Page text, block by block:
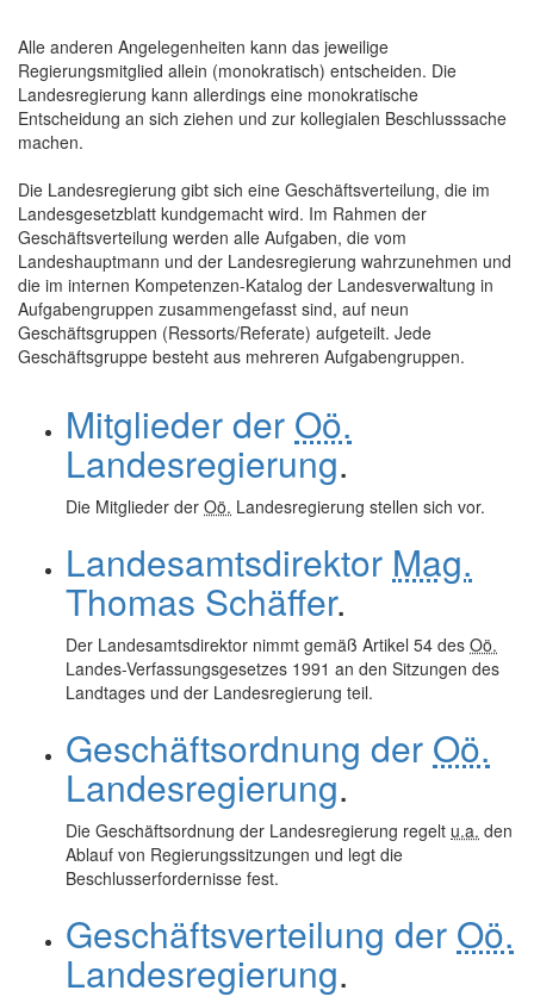
Alle anderen Angelegenheiten kann das jeweilige
Regierungsmitglied allein (monokratisch) entscheiden. Die
Landesregierung kann allerdings eine monokratische
Entscheidung an sich ziehen und zur kollegialen Beschlusssache
machen.
Die Landesregierung gibt sich eine Geschäftsverteilung, die im
Landesgesetzblatt kundgemacht wird. Im Rahmen der
Geschäftsverteilung werden alle Aufgaben, die vom
Landeshauptmann und der Landesregierung wahrzunehmen und
die im internen Kompetenzen-Katalog der Landesverwaltung in
Aufgabengruppen zusammengefasst sind, auf neun
Geschäftsgruppen (Ressorts/Referate) aufgeteilt. Jede
Geschäftsgruppe besteht aus mehreren Aufgabengruppen.
Mitglieder der Oö.
Landesregierung.
Die Mitglieder der Oö. Landesregierung stellen sich vor.
Landesamtsdirektor Mag.
Thomas Schäffer.
Der Landesamtsdirektor nimmt gemäß Artikel 54 des Oö.
Landes-Verfassungsgesetzes 1991 an den Sitzungen des
Landtages und der Landesregierung teil.
Geschäftsordnung der Oö.
Landesregierung.
Die Geschäftsordnung der Landesregierung regelt u.a. den
Ablauf von Regierungssitzungen und legt die
Beschlusserfordernisse fest.
Geschäftsverteilung der Oö.
Landesregierung.